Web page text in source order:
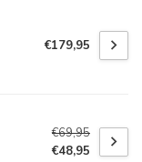
€179,95
€69,95
€48,95